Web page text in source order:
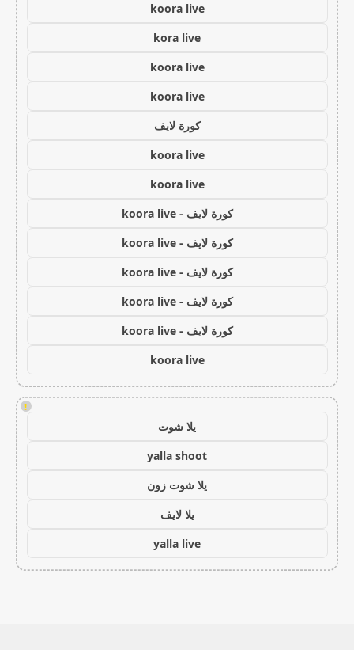
koora live
kora live
koora live
koora live
كورة لايف
koora live
koora live
كورة لايف - koora live
كورة لايف - koora live
كورة لايف - koora live
كورة لايف - koora live
كورة لايف - koora live
koora live
!
يلا شوت
yalla shoot
يلا شوت زون
يلا لايف
yalla live